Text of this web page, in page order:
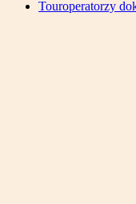
Touroperatorzy